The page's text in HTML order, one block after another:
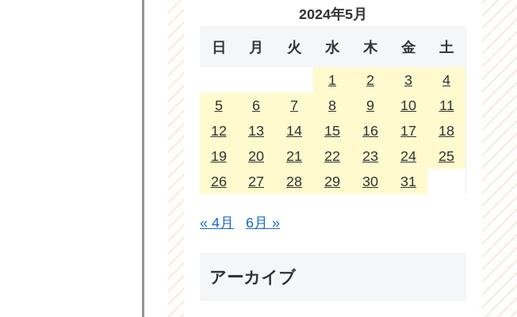
2024年5月
日 月 火 水 木 金 土
1 2 3
4
5
6 7 8 9 10
11
12
13 14 15 16 17
18
19
20 21 22 23 24
25
26
27 28 29 30 31
« 4月 6月 »
アーカイブ